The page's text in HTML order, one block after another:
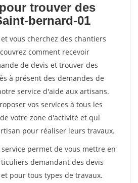
trouver des
bernard-01
vous cherchez des chantiers
comment recevoir
de devis et trouver des
à présent des demandes de
service d'aide aux artisans.
vos services à tous les
votre zone d'activité et qui
pour réaliser leurs travaux.
permet de vous mettre en
demandant des devis
pour tous types de travaux.